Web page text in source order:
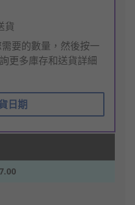
貨
要的數量，然後按一
更多庫存和送貨詳細
日期